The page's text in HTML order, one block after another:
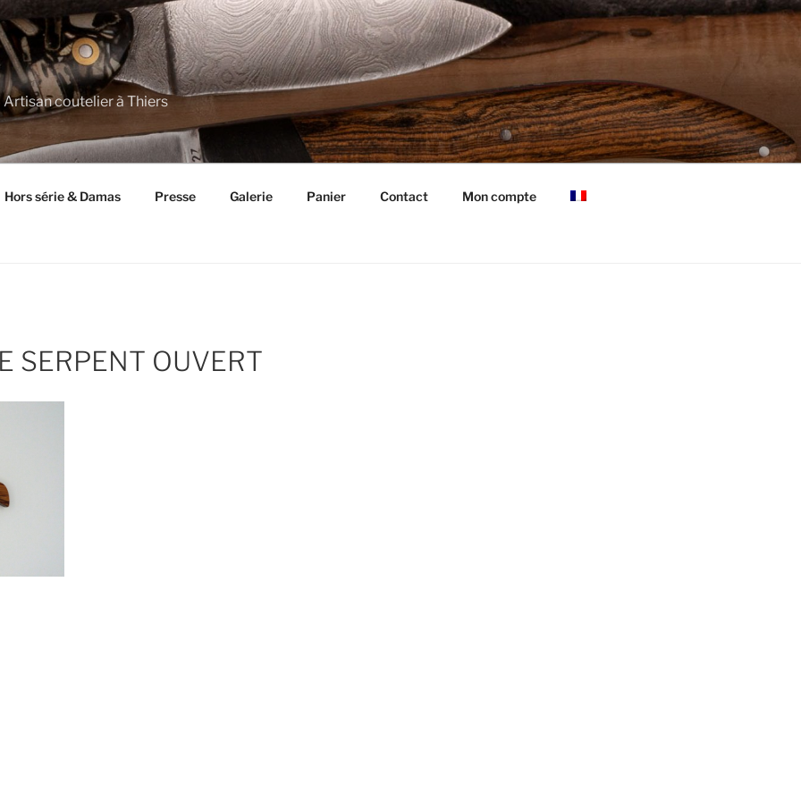
Artisan coutelier à Thiers
Hors série & Damas Presse Galerie Panier Contact Mon compte
SERPENT OUVERT